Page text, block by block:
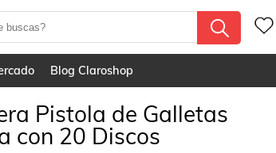
Blog Claroshop
Pistola de Galletas
con 20 Discos